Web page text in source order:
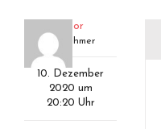
aviator
Teilnehmer
10. Dezember
2020 um
20:20 Uhr